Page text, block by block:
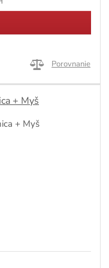
Porovnanie
+ Myš